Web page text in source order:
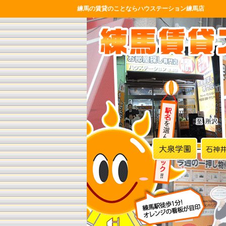
練馬の賃貸のことならハウステーション練馬店